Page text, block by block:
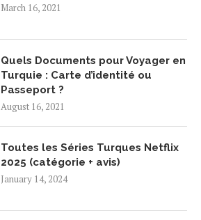
March 16, 2021
Quels Documents pour Voyager en
Turquie : Carte d’identité ou
Passeport ?
August 16, 2021
Toutes les Séries Turques Netflix
2025 (catégorie + avis)
January 14, 2024